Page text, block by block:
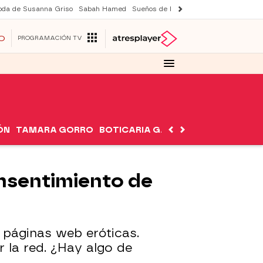
de Susanna Griso Sabah Hamed Sueños de libertad
PROGRAMACIÓN TV
TAMARA GORRO BOTICARIA GARCÍA
de
web eróticas.
red. ¿Hay algo de